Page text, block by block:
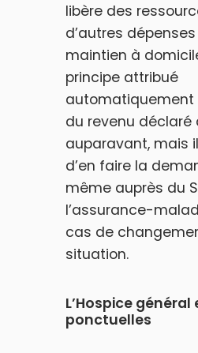
libère des
d’autres
maintien à
principe attribué
automatiquement
du revenu déclaré
auparavant, mais
d’en faire la
même auprès du
l’assurance-
cas de
situation.
L’Hospice général
ponctuelles